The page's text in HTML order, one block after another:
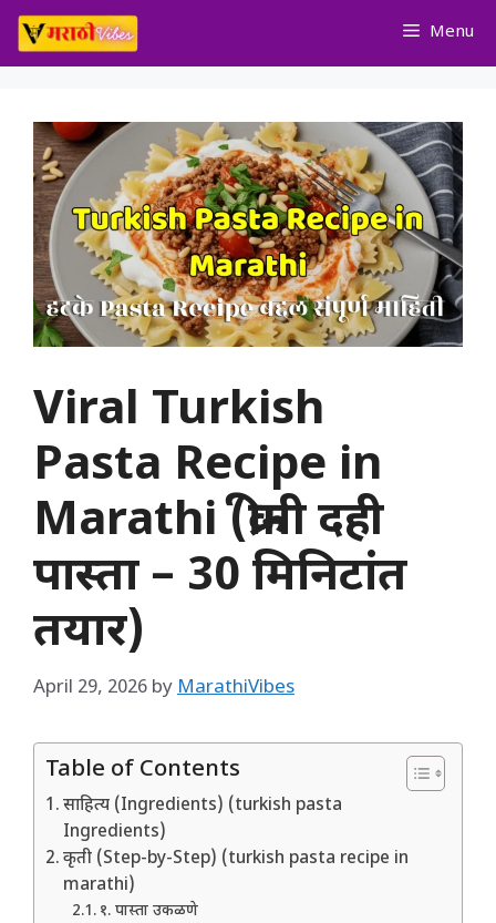
Skip
content
Menu
Viral Turkish
Pasta Recipe in
Marathi (क्रीमी दही
पास्ता – 30 मिनिटांत
तयार)
April 29, 2026 byMarathiVibes
Table of Contents
साहित्य (Ingredients) (turkish pasta
Ingredients)
कृती (Step-by-Step) (turkish pasta recipe in
marathi)
१. पास्ता उकळणे